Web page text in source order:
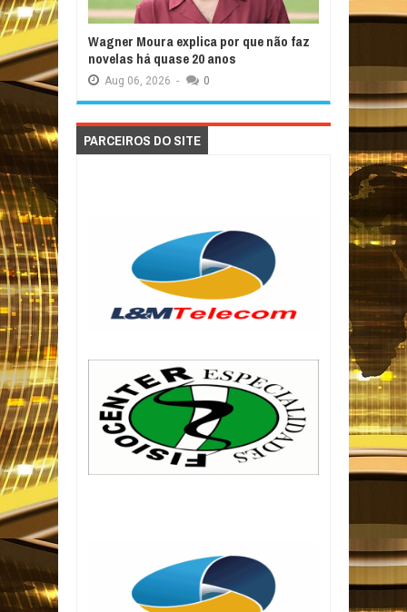
Wagner Moura explica por que não faz
novelas há quase 20 anos
Aug 06, 2026 - 0
PARCEIROS DO SITE